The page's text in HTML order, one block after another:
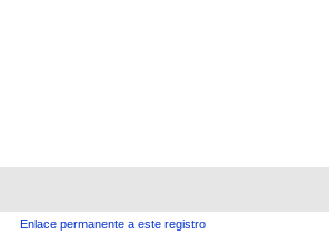
Enlace permanente a este registro